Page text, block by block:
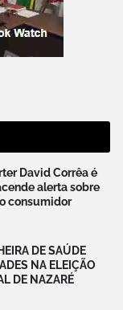
David Corrêa é
alerta sobre
consumidor
DE SAÚDE
NA ELEIÇÃO
DE NAZARÉ